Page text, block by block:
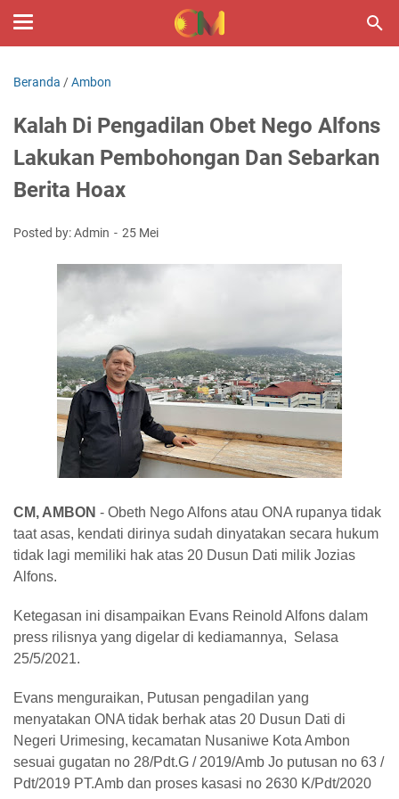
Beranda /Ambon
Kalah Di Pengadilan Obet Nego Alfons
Lakukan Pembohongan Dan Sebarkan
Berita Hoax
Posted by: Admin 25 Mei
CM, AMBON - Obeth Nego Alfons atau ONA rupanya tidak
taat asas, kendati dirinya sudah dinyatakan secara hukum
tidak lagi memiliki hak atas 20 Dusun Dati milik Jozias
Alfons.
Ketegasan ini disampaikan Evans Reinold Alfons dalam
press rilisnya yang digelar di kediamannya, Selasa
25/5/2021.
Evans menguraikan, Putusan pengadilan yang
menyatakan ONA tidak berhak atas 20 Dusun Dati di
Negeri Urimesing, kecamatan Nusaniwe Kota Ambon
sesuai gugatan no 28/Pdt.G / 2019/Amb Jo putusan no 63 /
Pdt/2019 PT.Amb dan proses kasasi no 2630 K/Pdt/2020